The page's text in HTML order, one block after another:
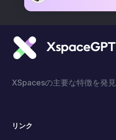
XSpacesの主要な特徴を発見
リンク